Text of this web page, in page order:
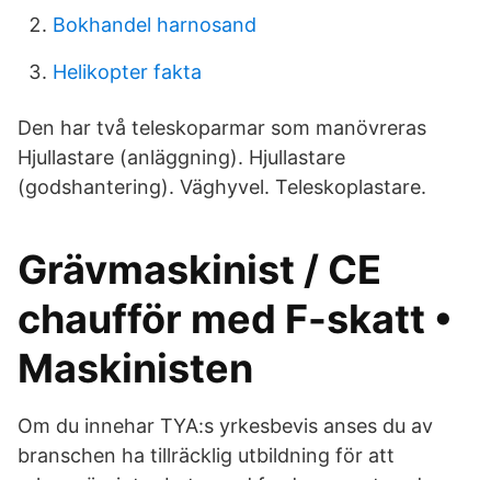
Bokhandel harnosand
Helikopter fakta
Den har två teleskoparmar som manövreras
Hjullastare (anläggning). Hjullastare
(godshantering). Väghyvel. Teleskoplastare.
Grävmaskinist / CE
chaufför med F-skatt •
Maskinisten
Om du innehar TYA:s yrkesbevis anses du av
branschen ha tillräcklig utbildning för att